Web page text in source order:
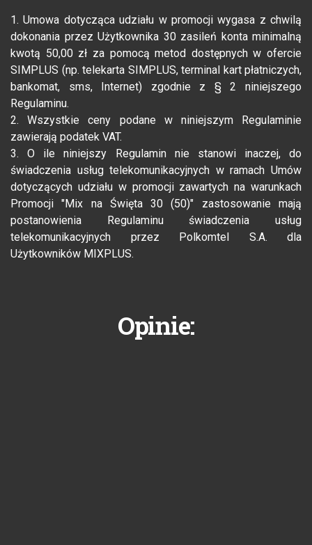
1. Umowa dotycząca udziału w promocji wygasa z chwilą
dokonania przez Użytkownika 30 zasileń konta minimalną
kwotą 50,00 zł za pomocą metod dostępnych w ofercie
SIMPLUS (np. telekarta SIMPLUS, terminal kart płatniczych,
bankomat, sms, Internet) zgodnie z § 2 niniejszego
Regulaminu.
2. Wszystkie ceny podane w niniejszym Regulaminie
zawierają podatek VAT.
3. O ile niniejszy Regulamin nie stanowi inaczej, do
świadczenia usług telekomunikacyjnych w ramach Umów
dotyczących udziału w promocji zawartych na warunkach
Promocji "Mix na Święta 30 (50)" zastosowanie mają
postanowienia Regulaminu świadczenia usług
telekomunikacyjnych przez Polkomtel S.A. dla
Użytkowników MIXPLUS.
Opinie: